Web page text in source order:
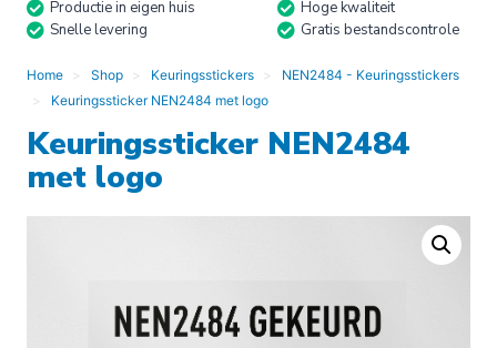
Productie in eigen huis
Hoge kwaliteit
Snelle levering
Gratis bestandscontrole
Home Shop Keuringsstickers
NEN2484 - Keuringsstickers
Keuringssticker NEN2484 met logo
Keuringssticker NEN2484
met logo